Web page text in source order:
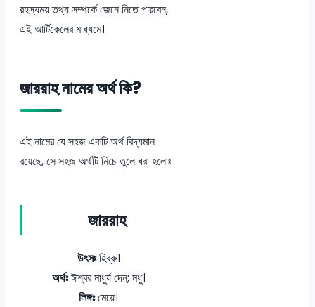
রহস্যময় তথ্য সম্পর্কে জেনে নিতে পারবেন,
এই আর্টিকেলের মাধ্যমে।
জাররাহ নামের অর্থ কি?
এই নামের যে সহজ একটি অর্থ বিদ্যমান
রয়েছে, সে সহজ অর্থটি নিচে তুলে ধরা হলোঃ
জাররাহ
উৎসঃহিব্রু।
অর্থঃঈশ্বর মাধুর্য দেন; মধু।
লিঙ্গঃমেয়ে।